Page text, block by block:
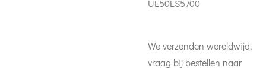
UE50ES5700
We verzenden wereldwijd,
vraag bij bestellen naar